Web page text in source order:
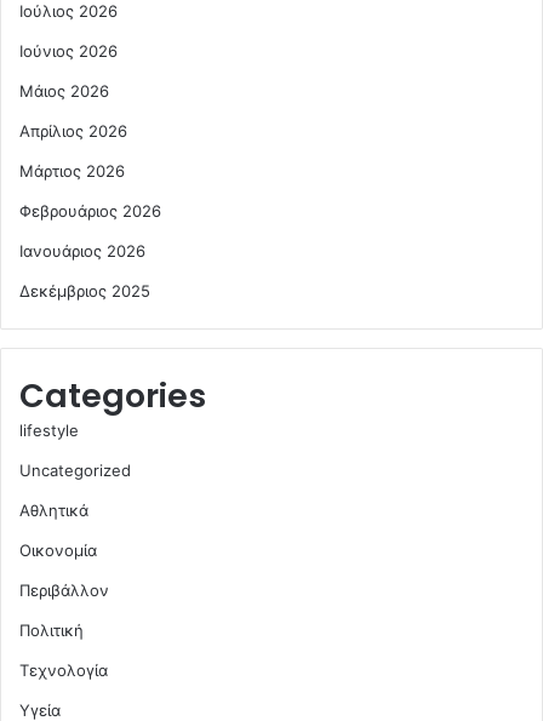
Ιούλιος 2026
Ιούνιος 2026
Μάιος 2026
Απρίλιος 2026
Μάρτιος 2026
Φεβρουάριος 2026
Ιανουάριος 2026
Δεκέμβριος 2025
Categories
lifestyle
Uncategorized
Αθλητικά
Οικονομία
Περιβάλλον
Πολιτική
Τεχνολογία
Υγεία